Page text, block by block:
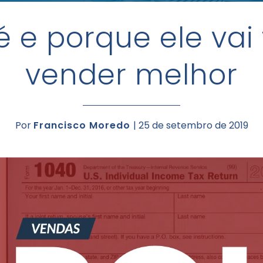
e porque ele
vender melhor
Por Francisco Moredo | 25 de setembro de 2019